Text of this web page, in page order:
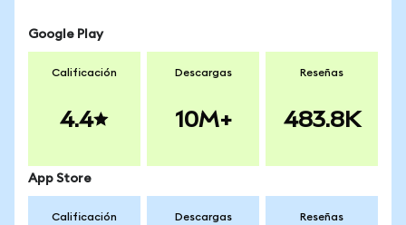
Google Play
Calificación
4.4
Descargas
10M+
Reseñas
483.8K
App Store
Calificación Descargas Reseñas